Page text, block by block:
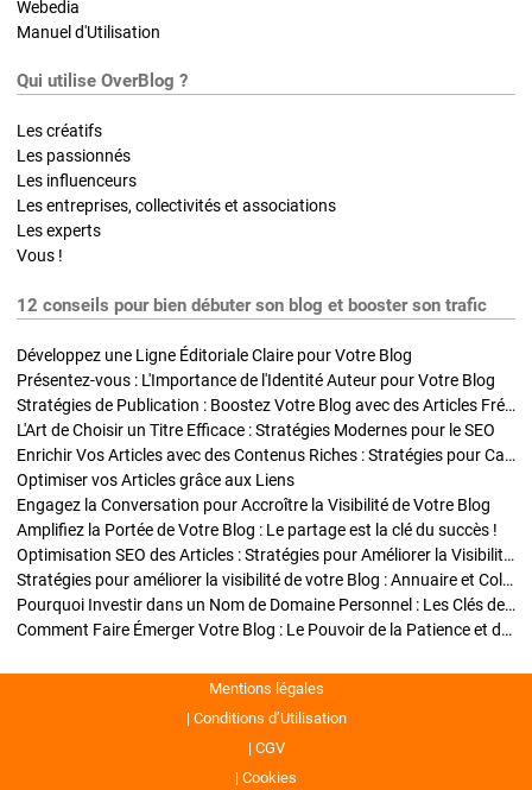
Webedia
Manuel d'Utilisation
Qui utilise OverBlog ?
Les créatifs
Les passionnés
Les influenceurs
Les entreprises, collectivités et associations
Les experts
Vous !
12 conseils pour bien débuter son blog et booster son trafic
Développez une Ligne Éditoriale Claire pour Votre Blog
Présentez-vous : L'Importance de l'Identité Auteur pour Votre Blog
Stratégies de Publication : Boostez Votre Blog avec des Articles Fréquents et Exclusifs
L'Art de Choisir un Titre Efficace : Stratégies Modernes pour le SEO
Enrichir Vos Articles avec des Contenus Riches : Stratégies pour Captiver et Optimiser
Optimiser vos Articles grâce aux Liens
Engagez la Conversation pour Accroître la Visibilité de Votre Blog
Amplifiez la Portée de Votre Blog : Le partage est la clé du succès !
Optimisation SEO des Articles : Stratégies pour Améliorer la Visibilité de Votre Blog
Stratégies pour améliorer la visibilité de votre Blog : Annuaire et Collaborations
Pourquoi Investir dans un Nom de Domaine Personnel : Les Clés de la Réussite de Votre Blog
Comment Faire Émerger Votre Blog : Le Pouvoir de la Patience et de la Persévérance
Mentions légales
Conditions d’Utilisation
CGV
Cookies